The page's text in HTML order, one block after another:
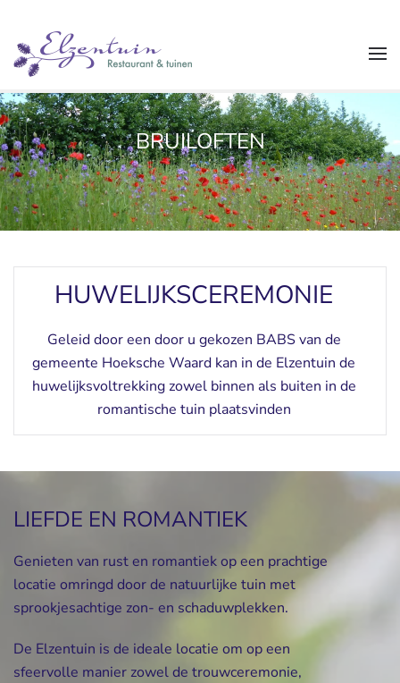
Overslaan
en
de
inhoud
gaan
BRUILOFTEN
HUWELIJKSCEREMONIE
Geleid door een door u gekozen BABS van de
gemeente Hoeksche Waard kan in de Elzentuin de
huwelijksvoltrekking zowel binnen als buiten in de
romantische tuin plaatsvinden
LIEFDE EN ROMANTIEK
Genieten van rust en romantiek op een prachtige
locatie omringd door de natuurlijke tuin met
sprookjesachtige zon- en schaduwplekken.
De Elzentuin is de ideale locatie om op een
sfeervolle manier zowel de trouwceremonie,